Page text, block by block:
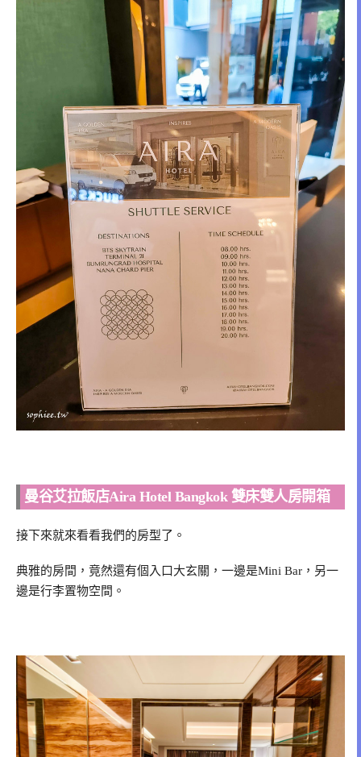
曼谷艾拉飯店Aira Hotel Bangkok 雙床雙人房開箱
接下來就來看看我們的房型了。
典雅的房間，竟然還有個入口大玄關，一邊是Mini Bar，另一
邊是行李置物空間。